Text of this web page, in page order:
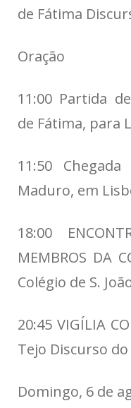
de Fátima
Oração
11:00 Partida
de Fátima, para
11:50
Maduro, em
18:00
MEMBROS DA
Colégio de S.
20:45 VIGÍLIA
Tejo Discurso
Domingo, 6 de